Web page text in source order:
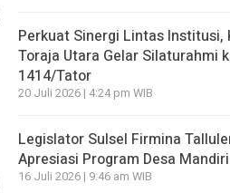
Perkuat Sinergi Lintas Institusi,
Toraja Utara Gelar Silaturahmi
1414/Tator
20 Juli 2026 | 4:24 pm WIB
Legislator Sulsel Firmina
Apresiasi Program Desa
16 Juli 2026 | 9:46 am WIB